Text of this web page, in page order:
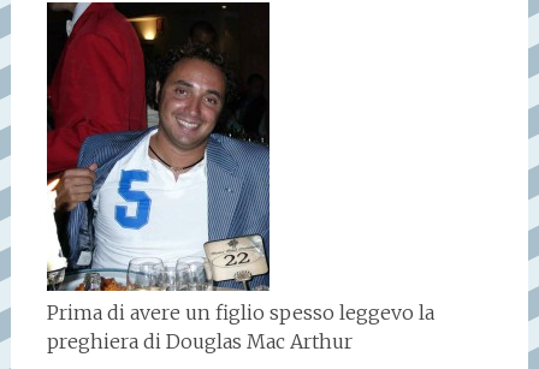
Prima di avere un figlio spesso leggevo la
preghiera di Douglas Mac Arthur